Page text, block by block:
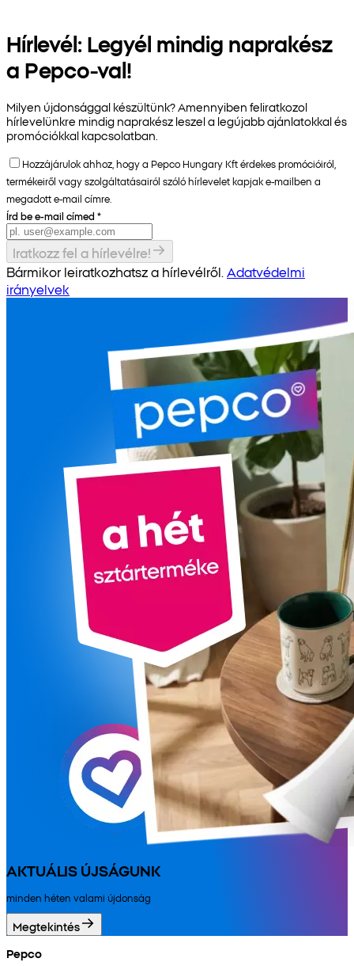
Hírlevél: Legyél mindig naprakész
a Pepco-val!
Milyen újdonsággal készültünk? Amennyiben feliratkozol
hírlevelünkre mindig naprakész leszel a legújabb ajánlatokkal és
promóciókkal kapcsolatban.
Hozzájárulok ahhoz, hogy a Pepco Hungary Kft érdekes promócióiról,
termékeiről vagy szolgáltatásairól szóló hírlevelet kapjak e-mailben a
megadott e-mail címre.
Írd be e-mail címed *
Iratkozz fel a hírlevélre!
Bármikor leiratkozhatsz a hírlevélről. Adatvédelmi
irányelvek
AKTUÁLIS ÚJSÁGUNK
minden héten valami újdonság
Megtekintés
Pepco